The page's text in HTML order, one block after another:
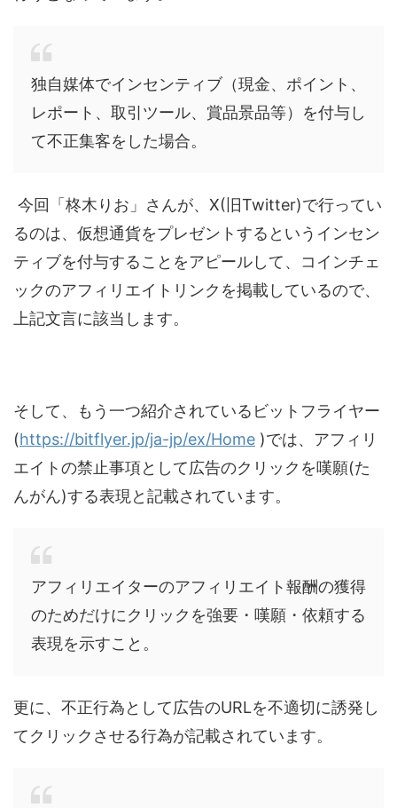
独自媒体でインセンティブ（現金、ポイント、
レポート、取引ツール、賞品景品等）を付与し
て不正集客をした場合。
今回「柊木りお」さんが、X(旧Twitter)で行ってい
るのは、仮想通貨をプレゼントするというインセン
ティブを付与することをアピールして、コインチェ
ックのアフィリエイトリンクを掲載しているので、
上記文言に該当します。
そして、もう一つ紹介されているビットフライヤー
(https://bitflyer.jp/ja-jp/ex/Home )では、アフィリ
エイトの禁止事項として広告のクリックを嘆願(た
んがん)する表現と記載されています。
アフィリエイターのアフィリエイト報酬の獲得
のためだけにクリックを強要・嘆願・依頼する
表現を示すこと。
更に、不正行為として広告のURLを不適切に誘発し
てクリックさせる行為が記載されています。